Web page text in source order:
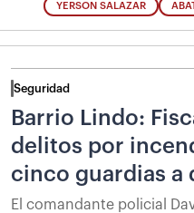
YERSON SALAZAR
Seguridad
Barrio Lindo:
delitos por
cinco guardias a
El comandante policial